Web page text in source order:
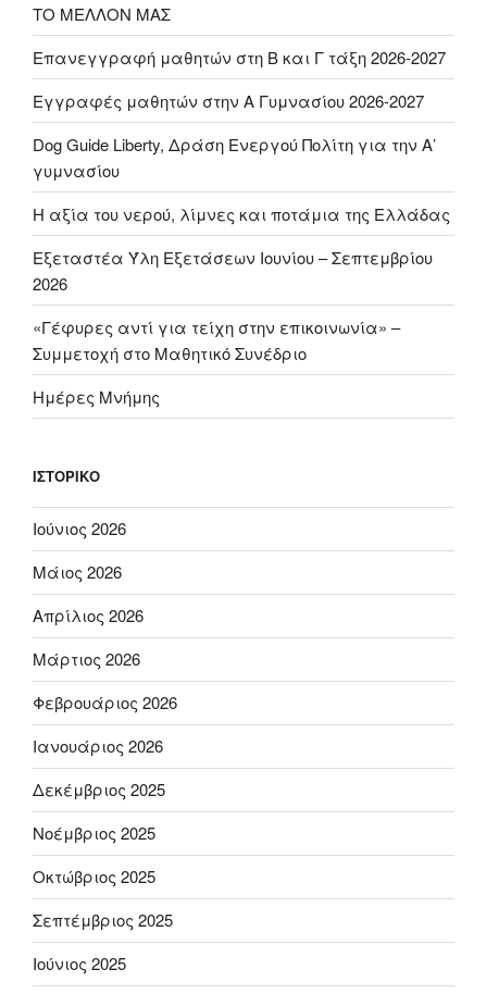
ΤΟ ΜΕΛΛΟΝ ΜΑΣ
Επανεγγραφή μαθητών στη Β και Γ τάξη 2026-2027
Εγγραφές μαθητών στην Α Γυμνασίου 2026-2027
Dog Guide Liberty, Δράση Ενεργού Πολίτη για την Α’
γυμνασίου
H αξία του νερού, λίμνες και ποτάμια της Ελλάδας
Εξεταστέα Ύλη Εξετάσεων Ιουνίου – Σεπτεμβρίου
2026
«Γέφυρες αντί για τείχη στην επικοινωνία» –
Συμμετοχή στο Μαθητικό Συνέδριο
Ημέρες Μνήμης
ΙΣΤΟΡΙΚΌ
Ιούνιος 2026
Μάιος 2026
Απρίλιος 2026
Μάρτιος 2026
Φεβρουάριος 2026
Ιανουάριος 2026
Δεκέμβριος 2025
Νοέμβριος 2025
Οκτώβριος 2025
Σεπτέμβριος 2025
Ιούνιος 2025